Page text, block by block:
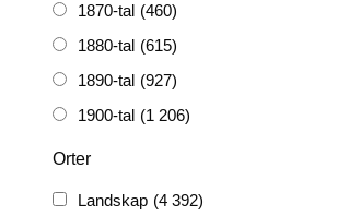
1870-tal (460)
1880-tal (615)
1890-tal (927)
1900-tal (1 206)
Orter
Landskap (4 392)